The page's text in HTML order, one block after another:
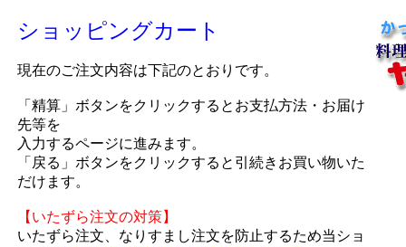
ショッピングカート
現在のご注文内容は下記のとおりです。
「精算」ボタンをクリックするとお支払方法・お届け
先等を
入力するページに進みます。
「戻る」ボタンをクリックすると引続きお買い物いた
だけます。
【いたずら注文の対策】
いたずら注文、なりすまし注文を防止するため当ショ